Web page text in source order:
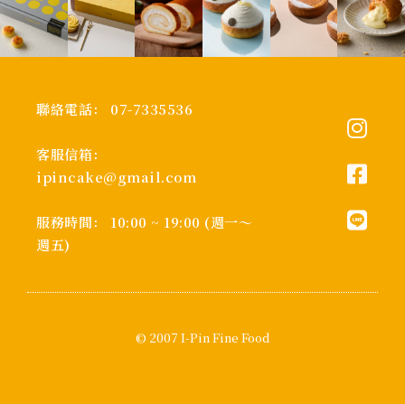
聯絡電話： 07-7335536
客服信箱：
ipincake@gmail.com
服務時間： 10:00 ~ 19:00 (週一～
週五)
© 2007 I-Pin Fine Food